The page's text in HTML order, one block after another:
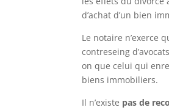
d’achat d’un bien
Le notaire n’exerce
contreseing
on que celui qui
biens immobiliers.
Il n’existe pas de